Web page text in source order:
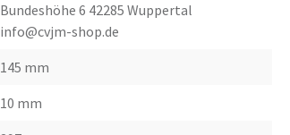
Bundeshöhe 6 42285 Wuppertal
info@cvjm-shop.de
145 mm
10 mm